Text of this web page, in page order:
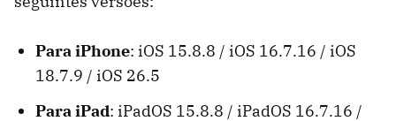
Para iPhone: iOS 15.8.8 / iOS 16.7.16 / iOS
18.7.9 / iOS 26.5
Para iPad: iPadOS 15.8.8 / iPadOS 16.7.16 /